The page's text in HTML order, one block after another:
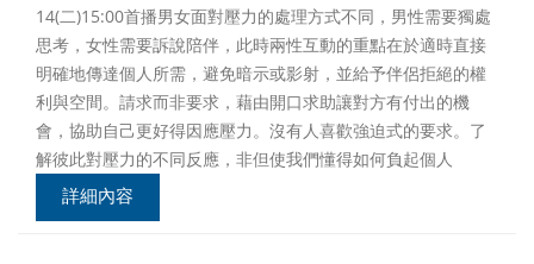
14(二)15:00首播男女面對壓力的處理方式不同，男性需要獨處
思考，女性需要訴說陪伴，此時兩性互動的重點在於適時直接
明確地傳達個人所需，避免暗示或影射，並給予伴侶拒絕的權
利與空間。請求而非要求，藉由開口求助讓對方有付出的機
會，協助自己更好得因應壓力。沒有人喜歡強迫式的要求。了
解彼此對壓力的不同反應，非但使我們懂得如何負起個人
詳細內容